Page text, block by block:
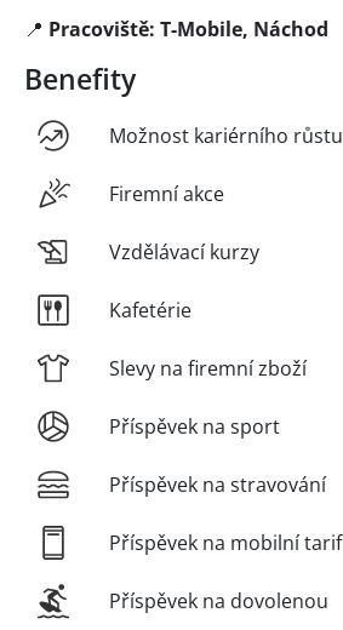
📍 Pracoviště: T-Mobile, Náchod
Benefity
Možnost kariérního růstu
Firemní akce
Vzdělávací kurzy
Kafetérie
Slevy na firemní zboží
Příspěvek na sport
Příspěvek na stravování
Příspěvek na mobilní tarif
Příspěvek na dovolenou